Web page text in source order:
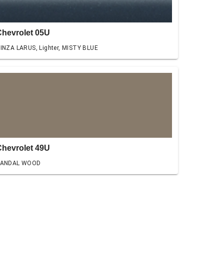
05U
LARUS, Lighter, MISTY BLUE
49U
WOOD